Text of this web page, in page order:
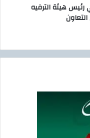
رئيس هيئة الترفيه